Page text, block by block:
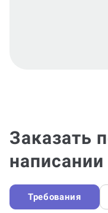
Заказать
Требования